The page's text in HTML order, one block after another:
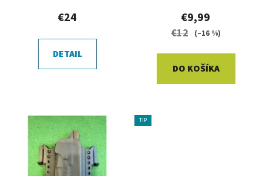
€24
DETAIL
€9,99
€12 (–16 %)
DO KOŠÍKA
TIP